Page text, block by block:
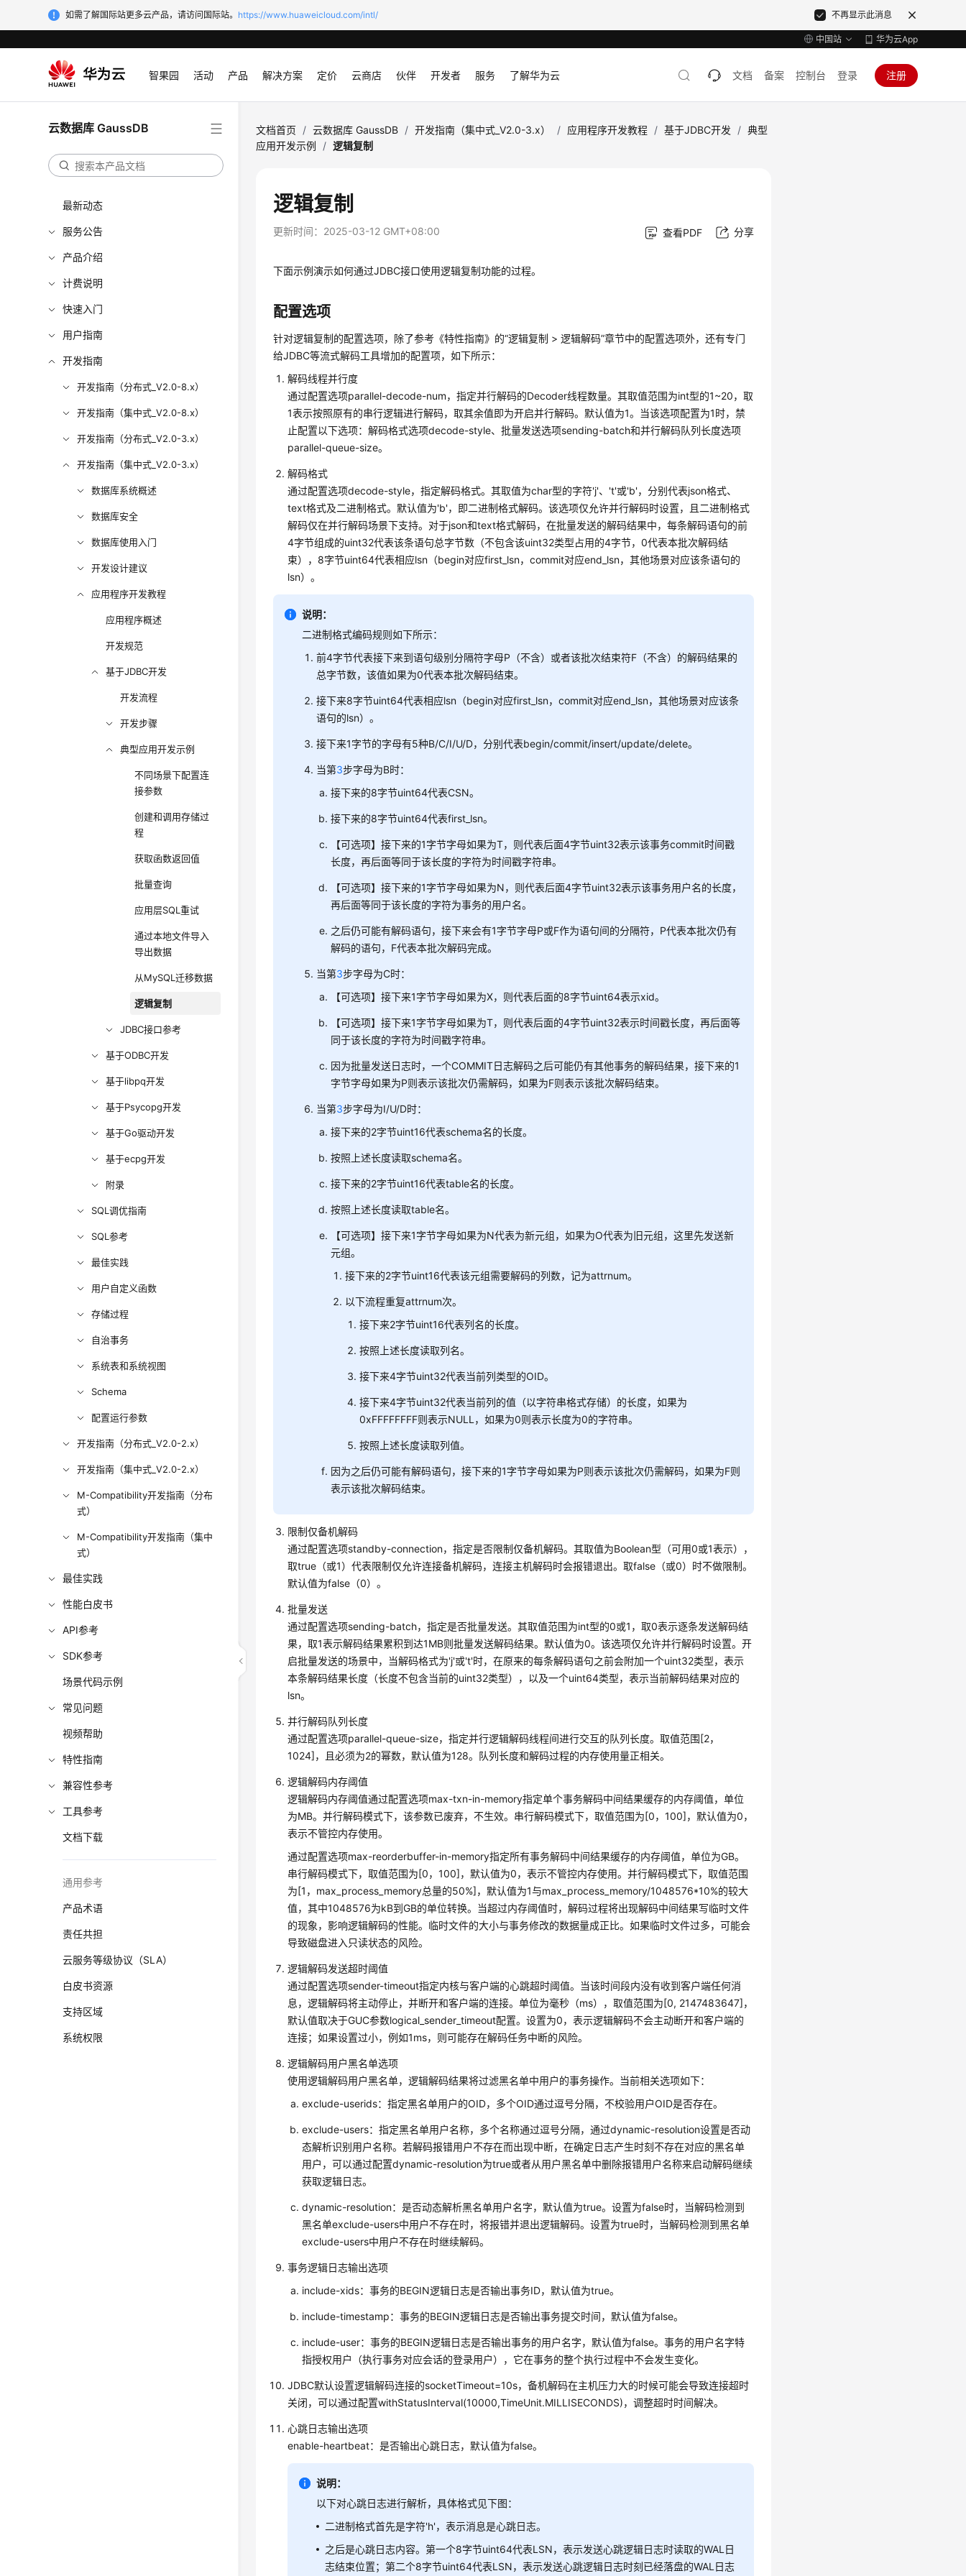
如需了解国际站更多云产品，请访问国际站。 https://www.huaweicloud.com/intl/ 不再显示此消息
中国站 华为云App
智果园 活动 产品 解决方案 定价 云商店 伙伴 开发者 服务 了解华为云 文档 备案 控制台 登录 注册
云数据库 GaussDB
最新动态
服务公告
产品介绍
计费说明
快速入门
用户指南
开发指南
开发指南（分布式_V2.0-8.x）
开发指南（集中式_V2.0-8.x）
开发指南（分布式_V2.0-3.x）
开发指南（集中式_V2.0-3.x）
数据库系统概述
数据库安全
数据库使用入门
开发设计建议
应用程序开发教程
应用程序概述
开发规范
基于JDBC开发
开发流程
开发步骤
典型应用开发示例
不同场景下配置连
接参数
创建和调用存储过
程
获取函数返回值
批量查询
应用层SQL重试
通过本地文件导入
导出数据
从MySQL迁移数据
逻辑复制
JDBC接口参考
基于ODBC开发
基于libpq开发
基于Psycopg开发
基于Go驱动开发
基于ecpg开发
附录
SQL调优指南
SQL参考
最佳实践
用户自定义函数
存储过程
自治事务
系统表和系统视图
Schema
配置运行参数
开发指南（分布式_V2.0-2.x）
开发指南（集中式_V2.0-2.x）
M-Compatibility开发指南（分布
式）
M-Compatibility开发指南（集中
式）
最佳实践
性能白皮书
API参考
SDK参考
场景代码示例
常见问题
视频帮助
特性指南
兼容性参考
工具参考
文档下载
通用参考
产品术语
责任共担
云服务等级协议（SLA）
白皮书资源
支持区域
系统权限
文档首页 / 云数据库 GaussDB / 开发指南（集中式_V2.0-3.x） / 应用程序开发教程 / 基于JDBC开发 / 典型
应用开发示例
/ 逻辑复制
逻辑复制
更新时间： 2025-03-12 GMT+08:00 查看PDF 分享
下面示例演示如何通过JDBC接口使用逻辑复制功能的过程。
配置选项
针对逻辑复制的配置选项，除了参考《特性指南》的“逻辑复制 > 逻辑解码”章节中的配置选项外，还有专门
给JDBC等流式解码工具增加的配置项，如下所示：
解码线程并行度
通过配置选项parallel-decode-num，指定并行解码的Decoder线程数量。其取值范围为int型的1~20，取
1表示按照原有的串行逻辑进行解码，取其余值即为开启并行解码。默认值为1。当该选项配置为1时，禁
止配置以下选项：解码格式选项decode-style、批量发送选项sending-batch和并行解码队列长度选项
parallel-queue-size。
解码格式
通过配置选项decode-style，指定解码格式。其取值为char型的字符'j'、't'或'b'，分别代表json格式、
text格式及二进制格式。默认值为'b'，即二进制格式解码。该选项仅允许并行解码时设置，且二进制格式
解码仅在并行解码场景下支持。对于json和text格式解码，在批量发送的解码结果中，每条解码语句的前
4字节组成的uint32代表该条语句总字节数（不包含该uint32类型占用的4字节，0代表本批次解码结
束），8字节uint64代表相应lsn（begin对应first_lsn，commit对应end_lsn，其他场景对应该条语句的
lsn）。
说明：
二进制格式编码规则如下所示：
前4字节代表接下来到语句级别分隔符字母P（不含）或者该批次结束符F（不含）的解码结果的
总字节数，该值如果为0代表本批次解码结束。
接下来8字节uint64代表相应lsn（begin对应first_lsn，commit对应end_lsn，其他场景对应该条
语句的lsn）。
接下来1字节的字母有5种B/C/I/U/D，分别代表begin/commit/insert/update/delete。
当第3步字母为B时：
接下来的8字节uint64代表CSN。
接下来的8字节uint64代表first_lsn。
【可选项】接下来的1字节字母如果为T，则代表后面4字节uint32表示该事务commit时间戳
长度，再后面等同于该长度的字符为时间戳字符串。
【可选项】接下来的1字节字母如果为N，则代表后面4字节uint32表示该事务用户名的长度，
再后面等同于该长度的字符为事务的用户名。
之后仍可能有解码语句，接下来会有1字节字母P或F作为语句间的分隔符，P代表本批次仍有
解码的语句，F代表本批次解码完成。
当第3步字母为C时：
【可选项】接下来1字节字母如果为X，则代表后面的8字节uint64表示xid。
【可选项】接下来1字节字母如果为T，则代表后面的4字节uint32表示时间戳长度，再后面等
同于该长度的字符为时间戳字符串。
因为批量发送日志时，一个COMMIT日志解码之后可能仍有其他事务的解码结果，接下来的1
字节字母如果为P则表示该批次仍需解码，如果为F则表示该批次解码结束。
当第3步字母为I/U/D时：
接下来的2字节uint16代表schema名的长度。
按照上述长度读取schema名。
接下来的2字节uint16代表table名的长度。
按照上述长度读取table名。
【可选项】接下来1字节字母如果为N代表为新元组，如果为O代表为旧元组，这里先发送新
元组。
接下来的2字节uint16代表该元组需要解码的列数，记为attrnum。
以下流程重复attrnum次。
接下来2字节uint16代表列名的长度。
按照上述长度读取列名。
接下来4字节uint32代表当前列类型的OID。
接下来4字节uint32代表当前列的值（以字符串格式存储）的长度，如果为
0xFFFFFFFF则表示NULL，如果为0则表示长度为0的字符串。
按照上述长度读取列值。
因为之后仍可能有解码语句，接下来的1字节字母如果为P则表示该批次仍需解码，如果为F则
表示该批次解码结束。
限制仅备机解码
通过配置选项standby-connection，指定是否限制仅备机解码。其取值为Boolean型（可用0或1表示），
取true（或1）代表限制仅允许连接备机解码，连接主机解码时会报错退出。取false（或0）时不做限制。
默认值为false（0）。
批量发送
通过配置选项sending-batch，指定是否批量发送。其取值范围为int型的0或1，取0表示逐条发送解码结
果，取1表示解码结果累积到达1MB则批量发送解码结果。默认值为0。该选项仅允许并行解码时设置。开
启批量发送的场景中，当解码格式为'j'或't'时，在原来的每条解码语句之前会附加一个uint32类型，表示
本条解码结果长度（长度不包含当前的uint32类型），以及一个uint64类型，表示当前解码结果对应的
lsn。
并行解码队列长度
通过配置选项parallel-queue-size，指定并行逻辑解码线程间进行交互的队列长度。取值范围[2，
1024]，且必须为2的幂数，默认值为128。队列长度和解码过程的内存使用量正相关。
逻辑解码内存阈值
逻辑解码内存阈值通过配置选项max-txn-in-memory指定单个事务解码中间结果缓存的内存阈值，单位
为MB。并行解码模式下，该参数已废弃，不生效。串行解码模式下，取值范围为[0，100]，默认值为0，
表示不管控内存使用。
通过配置选项max-reorderbuffer-in-memory指定所有事务解码中间结果缓存的内存阈值，单位为GB。
串行解码模式下，取值范围为[0，100]，默认值为0，表示不管控内存使用。并行解码模式下，取值范围
为[1，max_process_memory总量的50%]，默认值为1与max_process_memory/1048576*10%的较大
值，其中1048576为kB到GB的单位转换。当超过内存阈值时，解码过程将出现解码中间结果写临时文件
的现象，影响逻辑解码的性能。临时文件的大小与事务修改的数据量成正比。如果临时文件过多，可能会
导致磁盘进入只读状态的风险。
逻辑解码发送超时阈值
通过配置选项sender-timeout指定内核与客户端的心跳超时阈值。当该时间段内没有收到客户端任何消
息，逻辑解码将主动停止，并断开和客户端的连接。单位为毫秒（ms），取值范围为[0, 2147483647]，
默认值取决于GUC参数logical_sender_timeout配置。设置为0，表示逻辑解码不会主动断开和客户端的
连接；如果设置过小，例如1ms，则可能存在解码任务中断的风险。
逻辑解码用户黑名单选项
使用逻辑解码用户黑名单，逻辑解码结果将过滤黑名单中用户的事务操作。当前相关选项如下：
exclude-userids：指定黑名单用户的OID，多个OID通过逗号分隔，不校验用户OID是否存在。
exclude-users：指定黑名单用户名称，多个名称通过逗号分隔，通过dynamic-resolution设置是否动
态解析识别用户名称。若解码报错用户不存在而出现中断，在确定日志产生时刻不存在对应的黑名单
用户，可以通过配置dynamic-resolution为true或者从用户黑名单中删除报错用户名称来启动解码继续
获取逻辑日志。
dynamic-resolution：是否动态解析黑名单用户名字，默认值为true。设置为false时，当解码检测到
黑名单exclude-users中用户不存在时，将报错并退出逻辑解码。设置为true时，当解码检测到黑名单
exclude-users中用户不存在时继续解码。
事务逻辑日志输出选项
include-xids：事务的BEGIN逻辑日志是否输出事务ID，默认值为true。
include-timestamp：事务的BEGIN逻辑日志是否输出事务提交时间，默认值为false。
include-user：事务的BEGIN逻辑日志是否输出事务的用户名字，默认值为false。事务的用户名字特
指授权用户（执行事务对应会话的登录用户），它在事务的整个执行过程中不会发生变化。
JDBC默认设置逻辑解码连接的socketTimeout=10s，备机解码在主机压力大的时候可能会导致连接超时
关闭，可以通过配置withStatusInterval(10000,TimeUnit.MILLISECONDS)，调整超时时间解决。
心跳日志输出选项
enable-heartbeat：是否输出心跳日志，默认值为false。
说明：
以下对心跳日志进行解析，具体格式见下图：
二进制格式首先是字符'h'，表示消息是心跳日志。
之后是心跳日志内容。第一个8字节uint64代表LSN，表示发送心跳逻辑日志时读取的WAL日
志结束位置；第二个8字节uint64代表LSN，表示发送心跳逻辑日志时刻已经落盘的WAL日志